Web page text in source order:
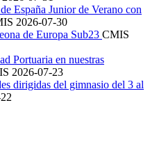
España Junior de Verano con
2026-07-30
de Europa Sub23 CMIS
Portuaria en nuestras
2026-07-23
dirigidas del gimnasio del 3 al